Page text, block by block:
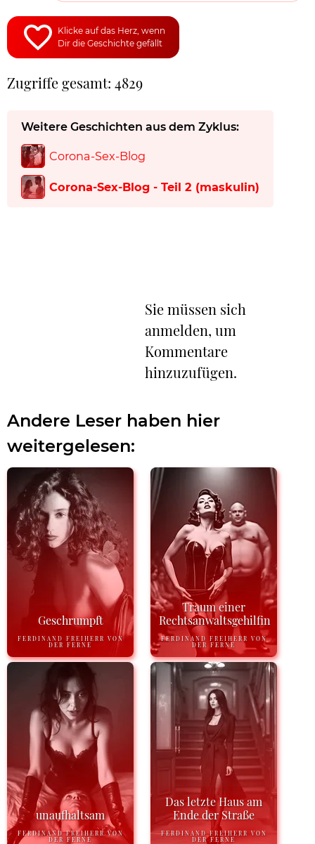
Klicke auf das Herz, wenn
Dir die Geschichte gefällt
Zugriffe gesamt: 4829
Weitere Geschichten aus dem Zyklus:
Corona-Sex-Blog
Corona-Sex-Blog - Teil 2 (maskulin)
Sie müssen sich
anmelden, um
Kommentare
hinzuzufügen.
Andere Leser haben hier
weitergelesen:
Geschrumpft
FERDINAND FREIHERR VON
DER FERNE
Traum einer
Rechtsanwaltsgehilfin
FERDINAND FREIHERR VON
DER FERNE
unaufhaltsam
FERDINAND FREIHERR VON
DER FERNE
Das letzte Haus am
Ende der Straße
FERDINAND FREIHERR VON
DER FERNE